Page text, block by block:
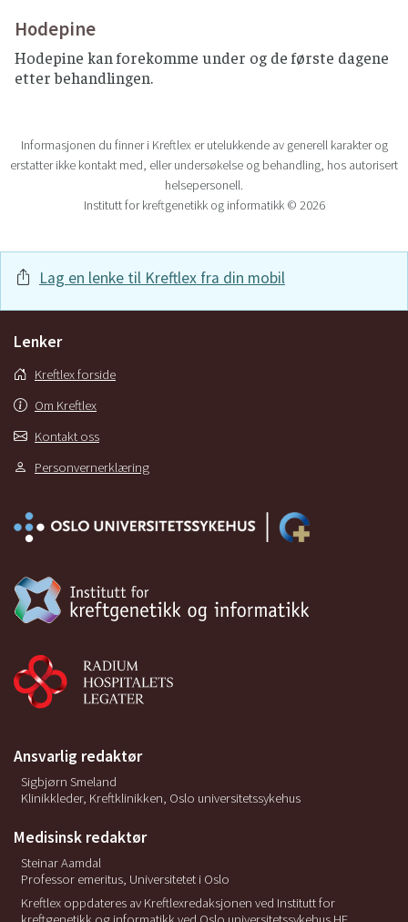
Hodepine
Hodepine kan forekomme under og de første dagene
etter behandlingen.
Informasjonen du finner i Kreftlex er utelukkende av generell karakter og
erstatter ikke kontakt med, eller undersøkelse og behandling, hos autorisert
helsepersonell.
Institutt for kreftgenetikk og informatikk © 2026
Lag en lenke til Kreftlex fra din mobil
Lenker
Kreftlex forside
Om Kreftlex
Kontakt oss
Personvernerklæring
Ansvarlig redaktør
Sigbjørn Smeland
Klinikkleder, Kreftklinikken, Oslo universitetssykehus
Medisinsk redaktør
Steinar Aamdal
Professor emeritus, Universitetet i Oslo
Kreftlex oppdateres av Kreftlexredaksjonen ved Institutt for